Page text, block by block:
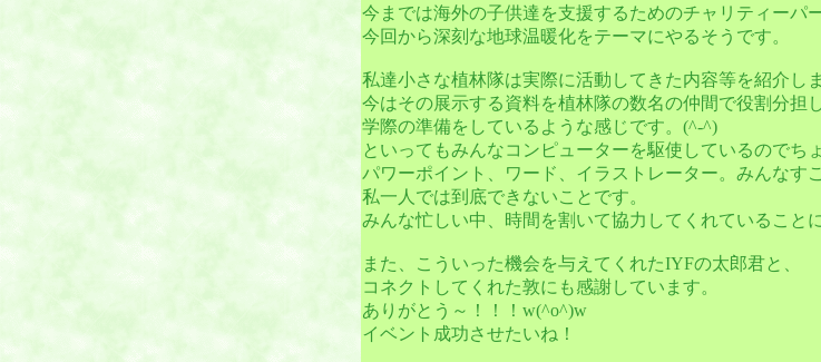
今までは海外の子供達を支援するためのチャリティーパ
今回から深刻な地球温暖化をテーマにやるそうです。
私達小さな植林隊は実際に活動してきた内容等を紹介しま
今はその展示する資料を植林隊の数名の仲間で役割分担
学際の準備をしているような感じです。(^-^)
といってもみんなコンピューターを駆使しているのでち
パワーポイント、ワード、イラストレーター。みんなすご
私一人では到底できないことです。
みんな忙しい中、時間を割いて協力してくれていること
また、こういった機会を与えてくれたIYFの太郎君と、
コネクトしてくれた敦にも感謝しています。
ありがとう～！！！w(^o^)w
イベント成功させたいね！